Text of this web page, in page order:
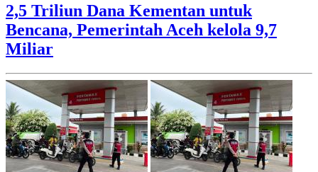
2,5 Triliun Dana Kementan untuk
Bencana, Pemerintah Aceh kelola 9,7
Miliar